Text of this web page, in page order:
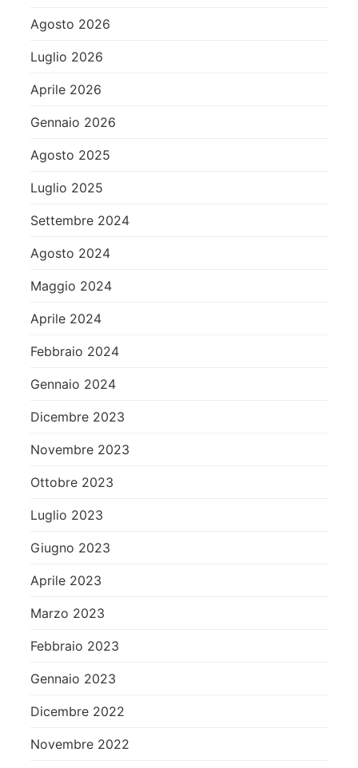
Agosto 2026
Luglio 2026
Aprile 2026
Gennaio 2026
Agosto 2025
Luglio 2025
Settembre 2024
Agosto 2024
Maggio 2024
Aprile 2024
Febbraio 2024
Gennaio 2024
Dicembre 2023
Novembre 2023
Ottobre 2023
Luglio 2023
Giugno 2023
Aprile 2023
Marzo 2023
Febbraio 2023
Gennaio 2023
Dicembre 2022
Novembre 2022